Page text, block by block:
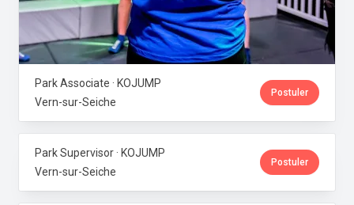
Park Associate · KOJUMP
Vern-sur-Seiche
Postuler
Park Supervisor · KOJUMP
Vern-sur-Seiche
Postuler